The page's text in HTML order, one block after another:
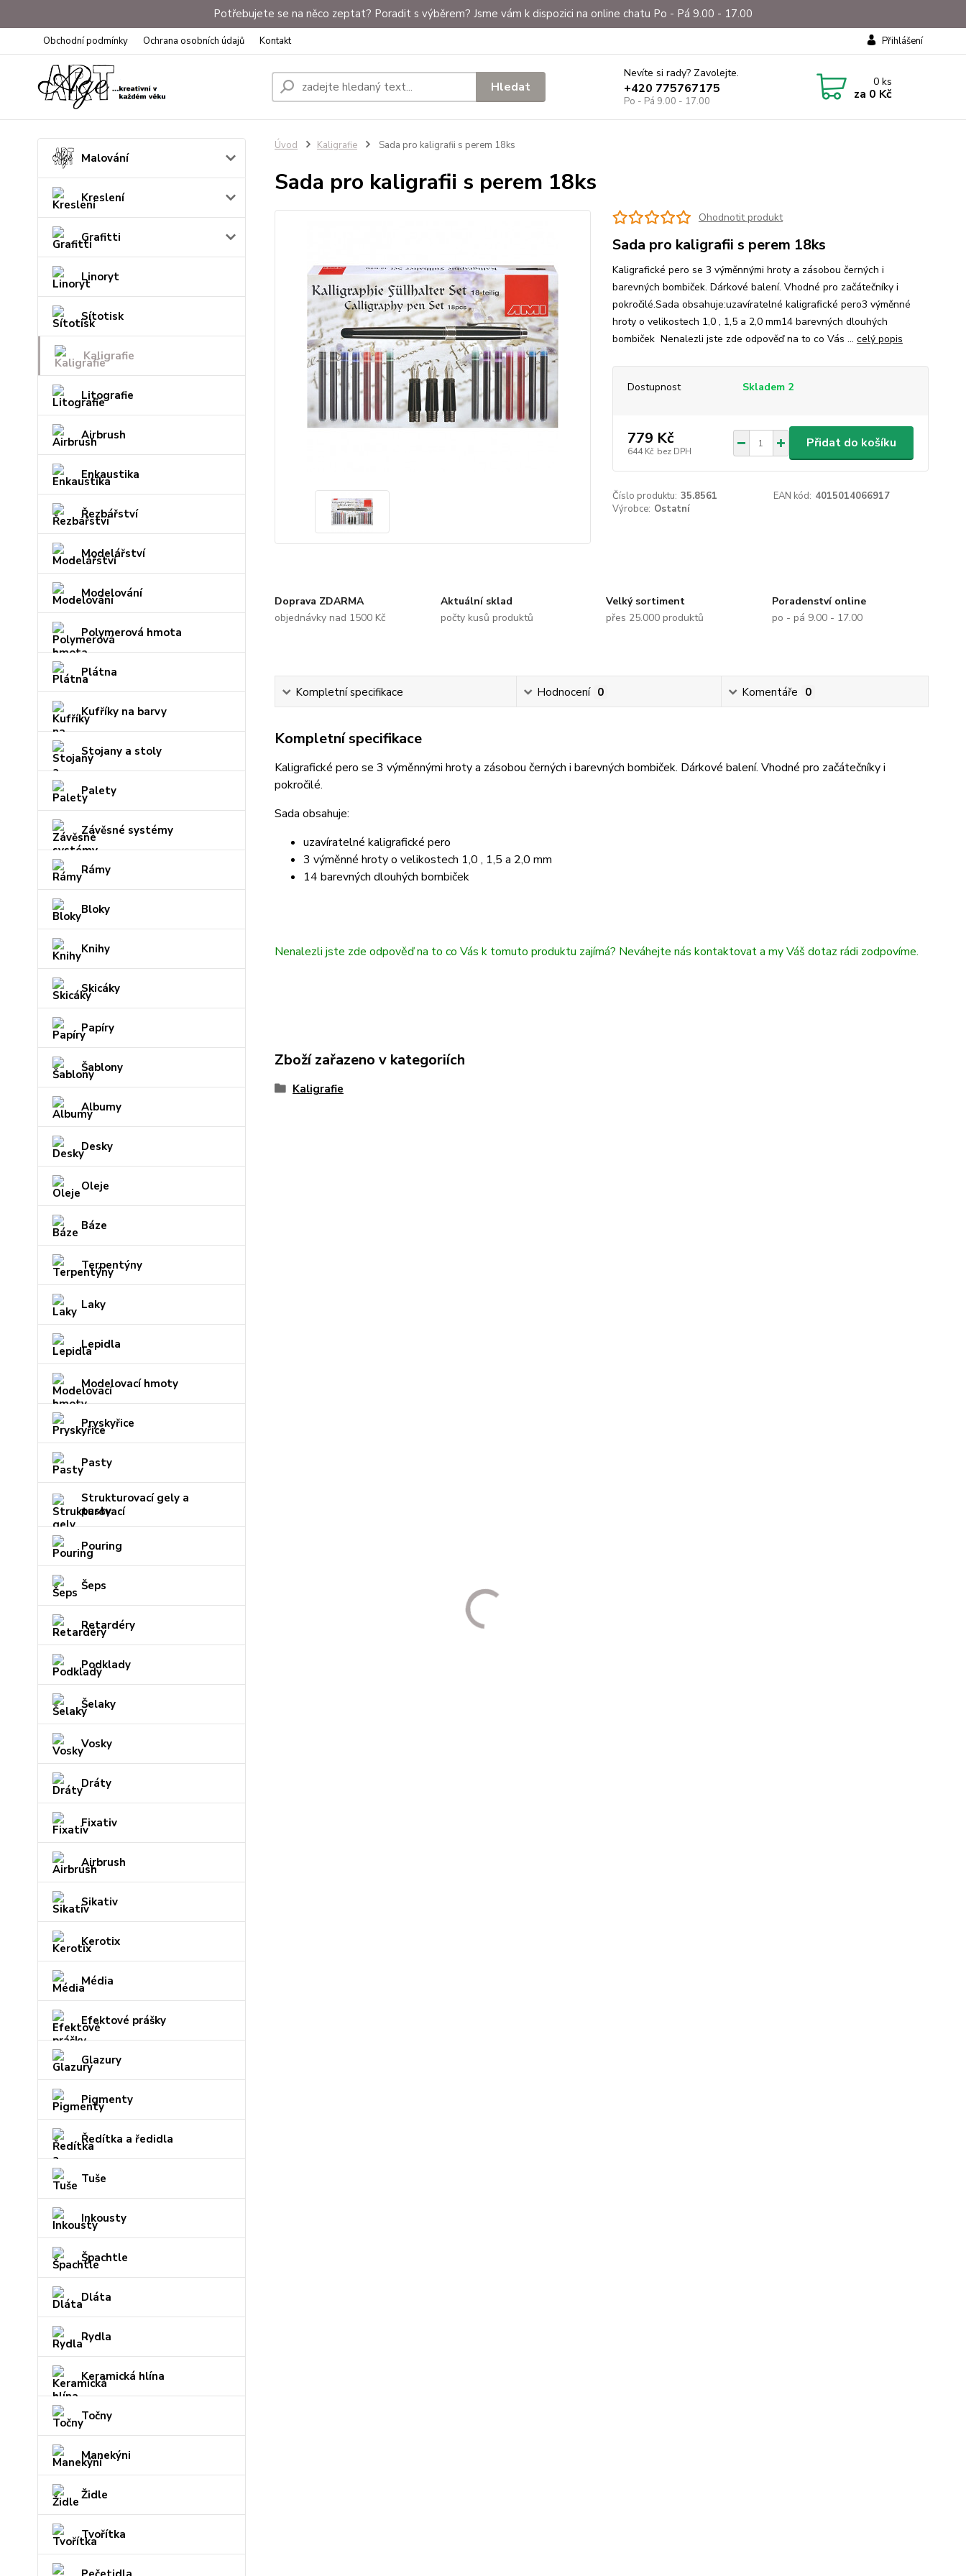
Potřebujete se na něco zeptat? Poradit s výběrem? Jsme vám k dispozici na online chatu Po - Pá 9.00 - 17.00
Obchodní podmínky Ochrana osobních údajů Kontakt Přihlášení
Hledat
Nevíte si rady? Zavolejte.
+420 775767175
Po - Pá 9.00 - 17.00
0ks
za 0 Kč
Malování
Kreslení
Grafitti
Linoryt
Sítotisk
Kaligrafie
Litografie
Airbrush
Enkaustika
Řezbářství
Modelářství
Modelování
Polymerová hmota
Plátna
Kufříky na barvy
Stojany a stoly
Palety
Závěsné systémy
Rámy
Bloky
Knihy
Skicáky
Papíry
Šablony
Albumy
Desky
Oleje
Báze
Terpentýny
Laky
Lepidla
Modelovací hmoty
Pryskyřice
Pasty
Strukturovací gely a
pasty
Pouring
Šeps
Retardéry
Podklady
Šelaky
Vosky
Dráty
Fixativ
Airbrush
Sikativ
Kerotix
Média
Efektové prášky
Glazury
Pigmenty
Ředítka a ředidla
Tuše
Inkousty
Špachtle
Dláta
Rydla
Keramická hlína
Točny
Manekýni
Židle
Tvořítka
Úvod Kaligrafie Sada pro kaligrafii s perem 18ks
Sada pro kaligrafii s perem 18ks
Ohodnotit produkt
Sada pro kaligrafii s perem 18ks
Kaligrafické pero se 3 výměnnými hroty a zásobou černých i
barevných bombiček. Dárkové balení. Vhodné pro začátečníky i
pokročilé.Sada obsahuje:uzavíratelné kaligrafické pero3 výměnné
hroty o velikostech 1,0 , 1,5 a 2,0 mm14 barevných dlouhých
bombiček Nenalezli jste zde odpověď na to co Vás ... celý popis
Dostupnost Skladem 2
779 Kč
644 Kč bez DPH
Přidat do košíku
Číslo produktu: 35.8561 EAN kód: 4015014066917
Výrobce: Ostatní
Doprava ZDARMA
objednávky nad 1500 Kč
Aktuální sklad
počty kusů produktů
Velký sortiment
přes 25.000 produktů
Poradenství online
po - pá 9.00 - 17.00
Kompletní specifikace Hodnocení 0 Komentáře 0
Kompletní specifikace
Kaligrafické pero se 3 výměnnými hroty a zásobou černých i barevných bombiček. Dárkové balení. Vhodné pro začátečníky i
pokročilé.
Sada obsahuje:
uzavíratelné kaligrafické pero
3 výměnné hroty o velikostech 1,0 , 1,5 a 2,0 mm
14 barevných dlouhých bombiček
Nenalezli jste zde odpověď na to co Vás k tomuto produktu zajímá? Neváhejte nás kontaktovat a my Váš dotaz rádi zodpovíme.
Zboží zařazeno v kategoriích
Kaligrafie